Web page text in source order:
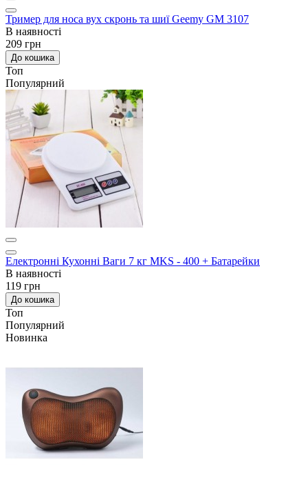
Тример для носа вух скронь та шиї Geemy GM 3107
В наявності
209 грн
До кошика
Топ
Популярний
Електронні Кухонні Ваги 7 кг MKS - 400 + Батарейки
В наявності
119 грн
До кошика
Топ
Популярний
Новинка